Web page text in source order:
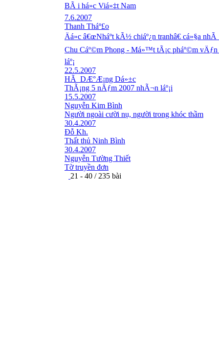
BÃ i há»c Viá»‡t Nam
7.6.2007
Thanh Tháº£o
Äá»c â€œNháº­t kÃ½ chiáº¿n tranhâ€ cá»§a
Chu Cáº©m Phong - Má»™t tÃ¡c pháº©m vÄƒn
láº¡
22.5.2007
HÃ DÆ°Æ¡ng Dá»±c
ThÃ¡ng 5 nÄƒm 2007 nhÃ¬n láº¡i
15.5.2007
Nguyễn Kim Bình
Người ngoài cười nụ, người trong khóc thầm
30.4.2007
Đỗ Kh.
Thất thủ Ninh Bình
30.4.2007
Nguyễn Tường Thiết
Tờ truyền đơn
21 - 40 / 235 bài